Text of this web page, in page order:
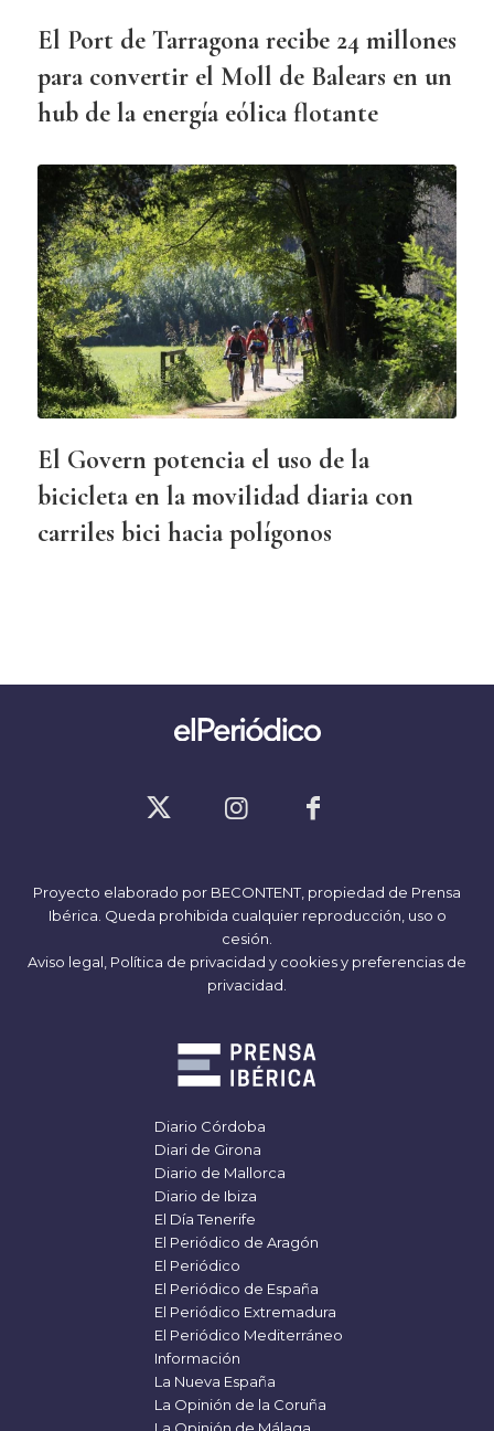
El Port de Tarragona recibe 24 millones
para convertir el Moll de Balears en un
hub de la energía eólica flotante
El Govern potencia el uso de la
bicicleta en la movilidad diaria con
carriles bici hacia polígonos
Proyecto elaborado por BECONTENT, propiedad de Prensa
Ibérica. Queda prohibida cualquier reproducción, uso o
cesión.
Aviso legal, Política de privacidad y cookiesy preferencias de
privacidad.
Diario Córdoba
Diari de Girona
Diario de Mallorca
Diario de Ibiza
El Día Tenerife
El Periódico de Aragón
El Periódico
El Periódico de España
El Periódico Extremadura
El Periódico Mediterráneo
Información
La Nueva España
La Opinión de la Coruña